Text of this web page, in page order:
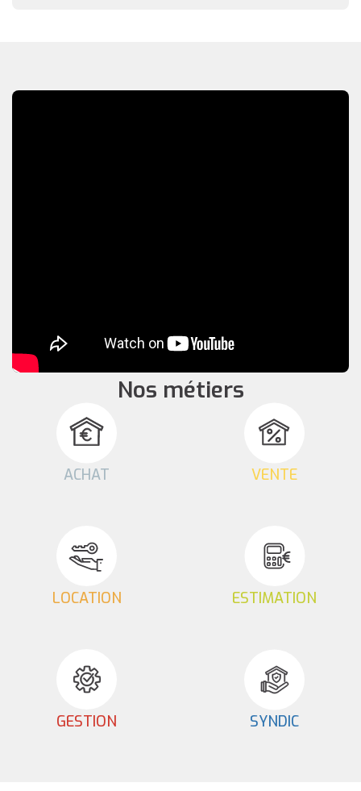
Nos métiers
ACHAT VENTE
LOCATION ESTIMATION
GESTION SYNDIC